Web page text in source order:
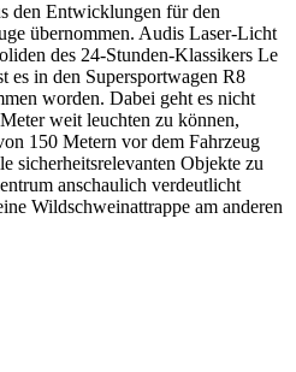
den Entwicklungen für den
übernommen. Audis Laser-Licht
des 24-Stunden-Klassikers Le
es in den Supersportwagen R8
worden. Dabei geht es nicht
weit leuchten zu können,
150 Metern vor dem Fahrzeug
sicherheitsrelevanten Objekte zu
anschaulich verdeutlicht
Wildschweinattrappe am anderen